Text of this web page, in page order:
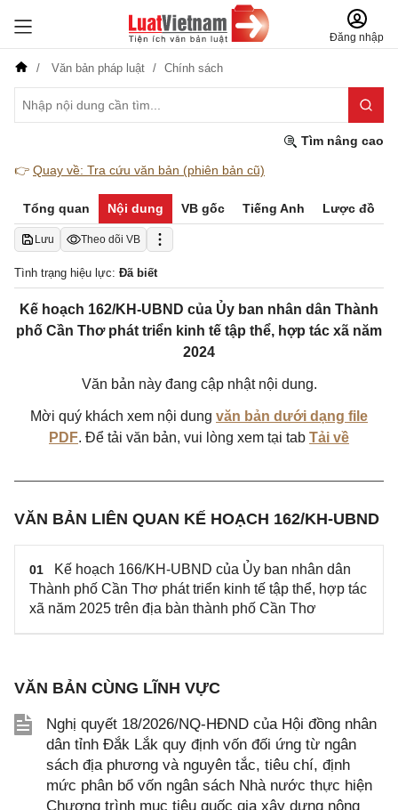
Đăng nhập
Văn bản pháp luật Chính sách
Tìm nâng cao
👉 Quay về: Tra cứu văn bản (phiên bản cũ)
Tổng quan Nội dung VB gốc Tiếng Anh Lược đồ
Lưu Theo dõi VB
Tình trạng hiệu lực: Đã biết
Kế hoạch 162/KH-UBND của Ủy ban nhân dân Thành
phố Cần Thơ phát triển kinh tế tập thể, hợp tác xã năm
2024
Văn bản này đang cập nhật nội dung.
Mời quý khách xem nội dung văn bản dưới dạng file
PDF. Để tải văn bản, vui lòng xem tại tab Tải về
VĂN BẢN LIÊN QUAN KẾ HOẠCH 162/KH-UBND
01
Kế hoạch 166/KH-UBND của Ủy ban nhân dân
Thành phố Cần Thơ phát triển kinh tế tập thể, hợp tác
xã năm 2025 trên địa bàn thành phố Cần Thơ
VĂN BẢN CÙNG LĨNH VỰC
Nghị quyết 18/2026/NQ-HĐND của Hội đồng nhân
dân tỉnh Đắk Lắk quy định vốn đối ứng từ ngân
sách địa phương và nguyên tắc, tiêu chí, định
mức phân bổ vốn ngân sách Nhà nước thực hiện
Chương trình mục tiêu quốc gia xây dựng nông